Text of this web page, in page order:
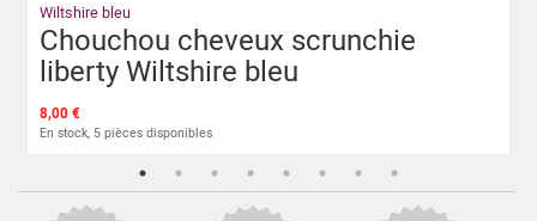
Wiltshire bleu
Chouchou cheveux scrunchie
liberty Wiltshire bleu
8,00 €
En stock, 5 pièces disponibles